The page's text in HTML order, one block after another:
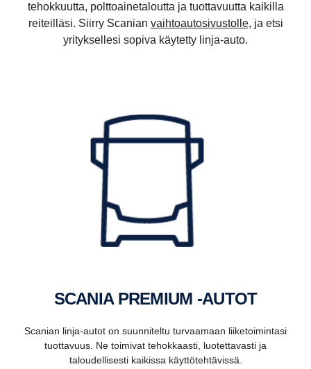
tehokkuutta, polttoainetaloutta ja tuottavuutta kaikilla
reiteilläsi. Siirry Scanian vaihtoautosivustolle, ja etsi
yrityksellesi sopiva käytetty linja-auto.
SCANIA PREMIUM -AUTOT
Scanian linja-autot on suunniteltu turvaamaan liiketoimintasi
tuottavuus. Ne toimivat tehokkaasti, luotettavasti ja
taloudellisesti kaikissa käyttötehtävissä.